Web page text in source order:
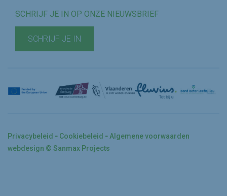
SCHRIJF JE IN OP ONZE NIEUWSBRIEF
SCHRIJF JE IN
Privacybeleid Cookiebeleid
Algemene voorwaarden
webdesign © Sanmax Projects